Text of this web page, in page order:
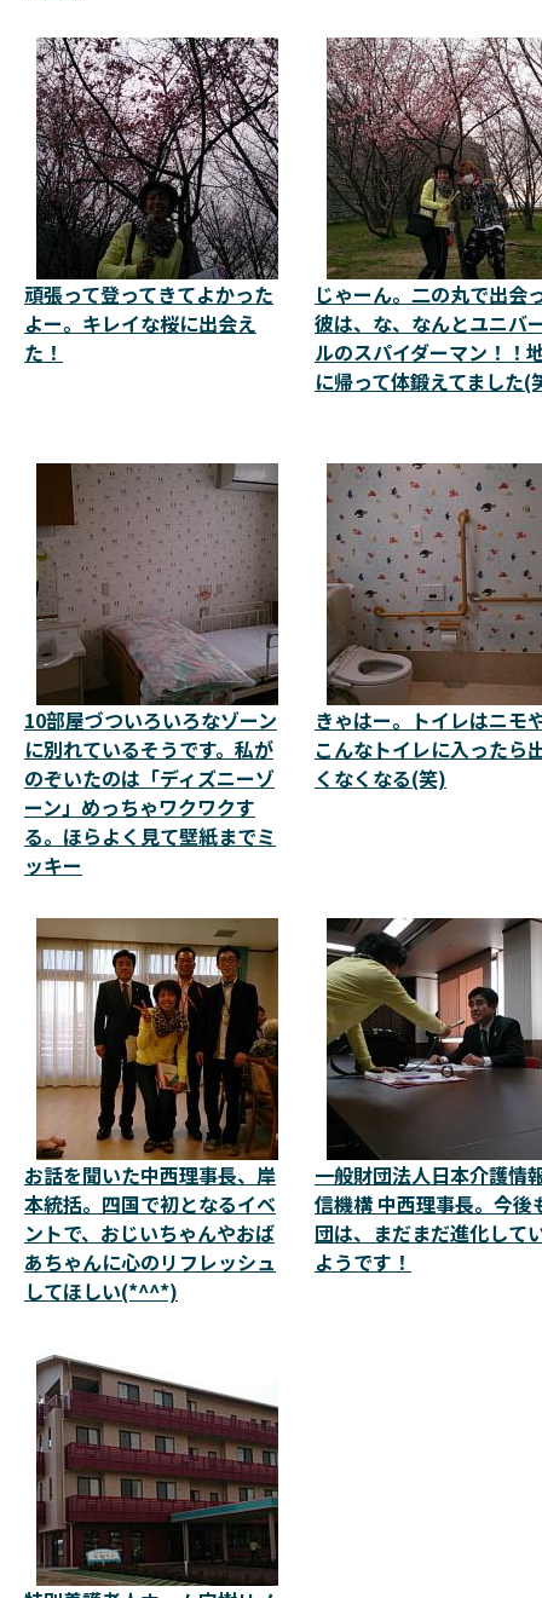
頑張って登ってきてよかった
よー。キレイな桜に出会え
た！
じゃーん。二の丸で出会
彼は、な、なんとユニバ
ルのスパイダーマン！！
に帰って体鍛えてました(
10部屋づついろいろなゾーン
に別れているそうです。私が
のぞいたのは「ディズニーゾ
ーン」めっちゃワクワクす
る。ほらよく見て壁紙までミ
ッキー
きゃはー。トイレはニモ
こんなトイレに入ったら
くなくなる(笑)
お話を聞いた中西理事長、岸
本統括。四国で初となるイベ
ントで、おじいちゃんやおば
あちゃんに心のリフレッシュ
してほしい(*^^*)
一般財団法人日本介護情
信機構 中西理事長。今後
団は、まだまだ進化して
ようです！